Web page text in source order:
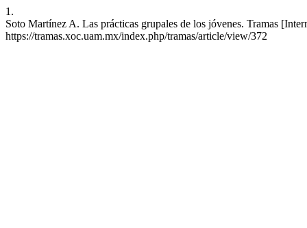
1.
Soto Martínez A. Las prácticas grupales de los jóvenes. Tramas
https://tramas.xoc.uam.mx/index.php/tramas/article/view/372